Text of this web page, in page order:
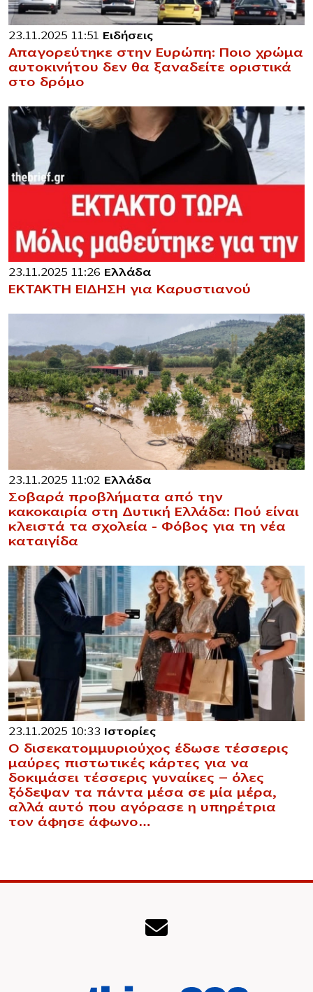
23.11.2025 11:51 Ειδήσεις
Απαγορεύτηκε στην Ευρώπη: Ποιο χρώμα
αυτοκινήτου δεν θα ξαναδείτε οριστικά
στο δρόμο
23.11.2025 11:26 Ελλάδα
ΕΚΤΑΚΤΗ ΕΙΔΗΣΗ για Καρυστιανού
23.11.2025 11:02 Ελλάδα
Σοβαρά προβλήματα από την
κακοκαιρία στη Δυτική Ελλάδα: Πού είναι
κλειστά τα σχολεία – Φόβος για τη νέα
καταιγίδα
23.11.2025 10:33 Ιστορίες
Ο δισεκατομμυριούχος έδωσε τέσσερις
μαύρες πιστωτικές κάρτες για να
δοκιμάσει τέσσερις γυναίκες — όλες
ξόδεψαν τα πάντα μέσα σε μία μέρα,
αλλά αυτό που αγόρασε η υπηρέτρια
τον άφησε άφωνο…